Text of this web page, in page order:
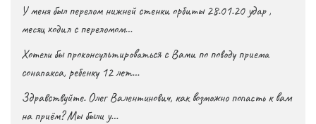
У меня был перелом нижней стенки орбиты 28.01.20 удар ,
месяц ходил с переломом…
Хотели бы проконсультироваться с Вами по поводу приема
сонапакса, ребенку 12 лет…
Здравствуйте. Олег Валентинович, как возможно попасть к вам
на приём? Мы были у…